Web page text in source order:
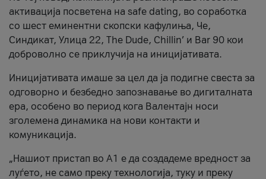
активација посветена на safe dating, во соработка
со шест еминентни скопски кафулиња, Че,
Синдикат, Улица 22, The Dude, Chillin’ и Bar 90 кои
доброволно се приклучија на иницијативата.
Иницијативата имаше за цел да ја подигне свеста за
одговорно и безбедно запознавање во дигиталната
ера, особено во период кога Валентајн носи
зголемена динамика на нови контакти и
комуникација.
„Нашиот пристап во А1 е да создадеме вредност за
луѓето, не само преку технологија, туку и преку